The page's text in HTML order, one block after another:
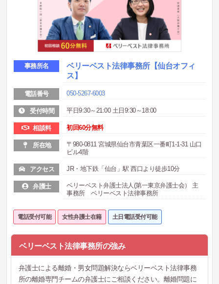
事務所名 ベリーベスト法律事務所【仙台オフィ
ス】
電話番号 050-5267-6003
受付時間 平日9:30～21:00 土日9:30～18:00
相談料 初回60分無料
所在地
〒980-0811 宮城県仙台市青葉区一番町1-1-31 山口
ビル4階
アクセス JR・地下鉄「仙台」駅 西口より徒歩10分
弁護士
ベリーベスト弁護士法人(第一東京弁護士会） 主
事務所 ベリーベスト法律事務所
電話受付可能 女性弁護士在籍 土日電話受付可能
ベリーベスト法律事務所の強み
弁護士による離婚・男女問題解決ならベリーベスト法律事務
所の離婚専門チームの弁護士にご相談ください。離婚問題に